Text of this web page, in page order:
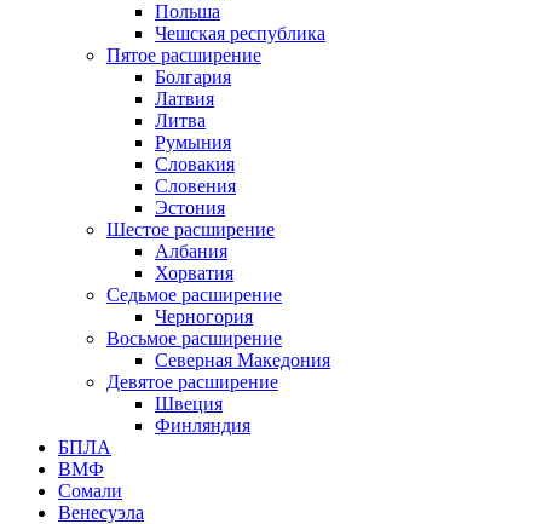
Польша
Чешская республика
Пятое расширение
Болгария
Латвия
Литва
Румыния
Словакия
Словения
Эстония
Шестое расширение
Албания
Хорватия
Седьмое расширение
Черногория
Восьмое расширение
Северная Македония
Девятое расширение
Швеция
Финляндия
БПЛА
ВМФ
Сомали
Венесуэла